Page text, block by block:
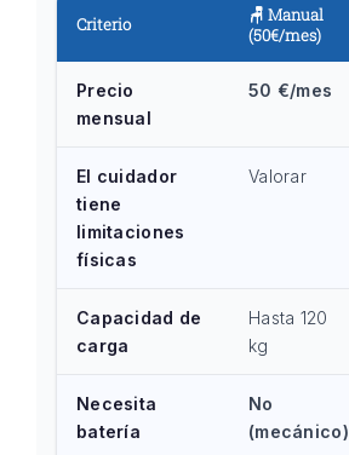
Criterio
🪑 Manual
(50€/mes)
Precio
mensual
50 €/mes
El cuidador
tiene
limitaciones
físicas
Valorar
Capacidad de
carga
Hasta 120
kg
Necesita
batería
No
(mecánico)